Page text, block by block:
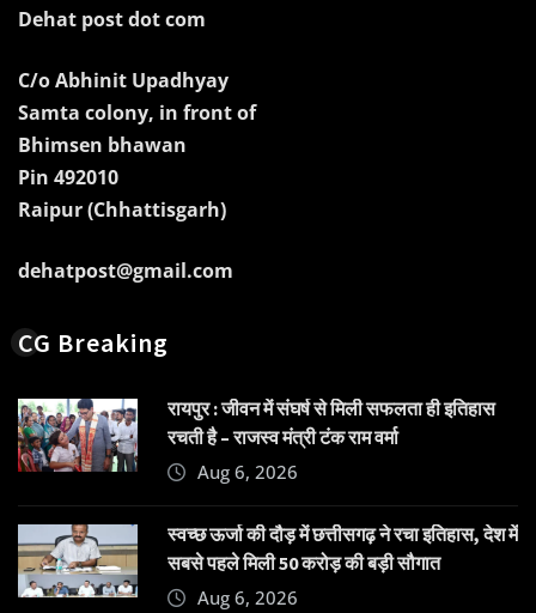
Dehat post dot com
C/o Abhinit Upadhyay
Samta colony, in front of
Bhimsen bhawan
Pin 492010
Raipur (Chhattisgarh)
dehatpost@gmail.com
CG Breaking
रायपुर : जीवन में संघर्ष से मिली सफलता ही इतिहास
रचती है – राजस्व मंत्री टंक राम वर्मा
Aug 6, 2026
स्वच्छ ऊर्जा की दौड़ में छत्तीसगढ़ ने रचा इतिहास, देश में
सबसे पहले मिली 50 करोड़ की बड़ी सौगात
Aug 6, 2026